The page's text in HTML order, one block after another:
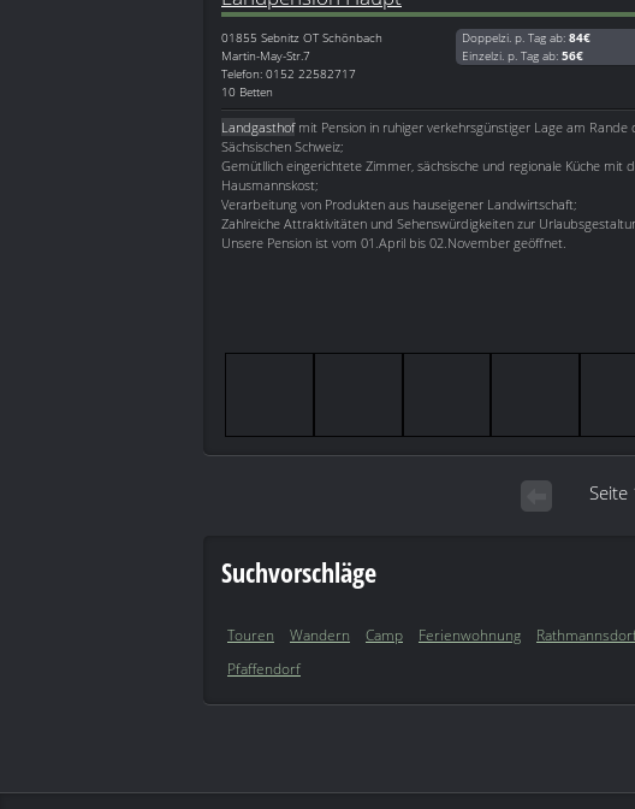
01855 Sebnitz OT Schönbach
Martin-May-Str.7
Telefon: 0152 22582717
10 Betten
Doppelzi. p. Tag ab: 84€
Einzelzi. p. Tag ab: 56€
Landgasthofmit Pension in ruhiger verkehrsgünstiger Lage am Rande
Sächsischen Schweiz;
Gemütllich eingerichtete Zimmer, sächsische und regionale Küche mit
Hausmannskost;
Verarbeitung von Produkten aus hauseigener Landwirtschaft;
Zahlreiche Attraktivitäten und Sehenswürdigkeiten zur
Unsere Pension ist vom 01.April bis 02.November geöffnet.
Seite
Suchvorschläge
Touren Wandern Camp Ferienwohnung
Pfaffendorf